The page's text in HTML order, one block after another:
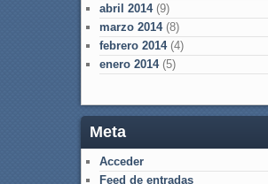
abril 2014(9)
marzo 2014(8)
febrero 2014(4)
enero 2014(5)
Meta
Acceder
Feed de entradas